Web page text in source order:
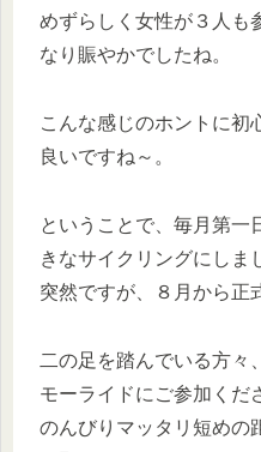
めずらしく女性が３人も
なり賑やかでしたね。
こんな感じのホントに初
良いですね～。
ということで、毎月第一
きなサイクリングにしま
突然ですが、８月から正
二の足を踏んでいる方々
モーライドにご参加くだ
のんびりマッタリ短めの